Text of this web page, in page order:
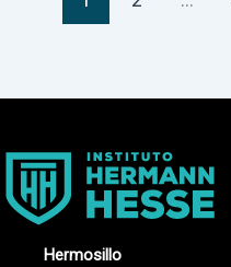
Hermosillo